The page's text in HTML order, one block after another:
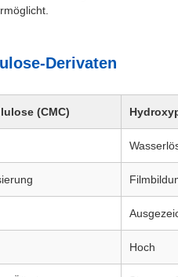
Derivaten
(CMC)
Hoch